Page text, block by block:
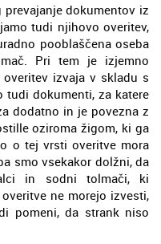
dokumentov iz
tudi njihovo overitev,
pooblaščena oseba
Pri tem je izjemno
izvaja v skladu s
dokumenti, za katere
dodatno in je povezna z
oziroma žigom, ki ga
o tej vrsti overitve mora
smo vsekakor dolžni, da
in sodni tolmači, ki
ne morejo izvesti,
pomeni, da strank niso